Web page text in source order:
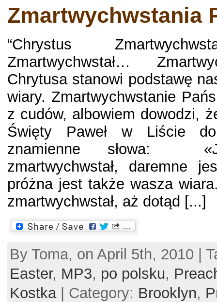
Zmartwychwstania
“Chrystus
Zmartwychwstał…
Chrytusa stanowi podstawę
wiary. Zmartwychwstanie
z cudów, albowiem dowodzi,
Święty Paweł w Liście do
znamienne słowa:
zmartwychwstał, daremne
próżna jest także wasza
zmartwychwstał, aż dotąd [...]
By Toma, on April 5th, 2010 |
Easter, MP3, po polsku,
Kostka| Category: Brooklyn,